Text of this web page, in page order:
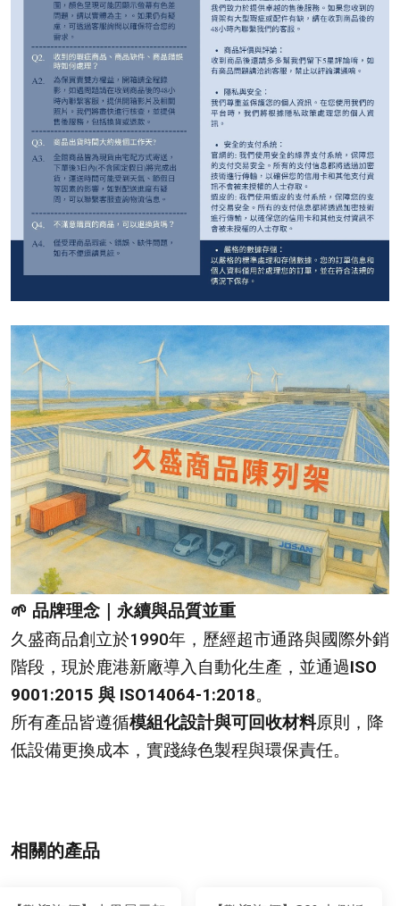
🌱 品牌理念｜永續與品質並重
久盛商品創立於1990年，歷經超市通路與國際外銷
階段，現於鹿港新廠導入自動化生產，並通過ISO
9001:2015 與 ISO14064-1:2018。
所有產品皆遵循模組化設計與可回收材料原則，降
低設備更換成本，實踐綠色製程與環保責任。
相關的產品